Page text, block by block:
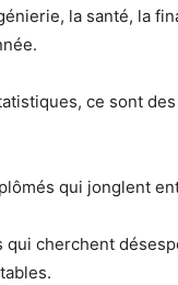
la santé, la
ce sont
qui jonglent
qui cherchent